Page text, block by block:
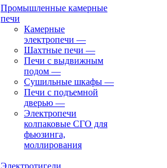
Промышленные камерные
печи
Камерные
электропечи —
Шахтные печи —
Печи с выдвижным
подом —
Сушильные шкафы —
Печи с подъемной
дверью —
Электропечи
колпаковые СГО для
фьюзинга,
моллирования
Электротигели